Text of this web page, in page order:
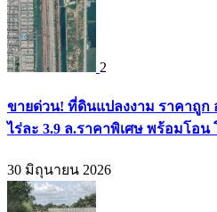
2
ขายด่วน! ที่ดินแปลงงาม ราคาถูก
ไร่ละ 3.9 ล.ราคาพิเศษ พร้อมโอน
30 มิถุนายน 2026